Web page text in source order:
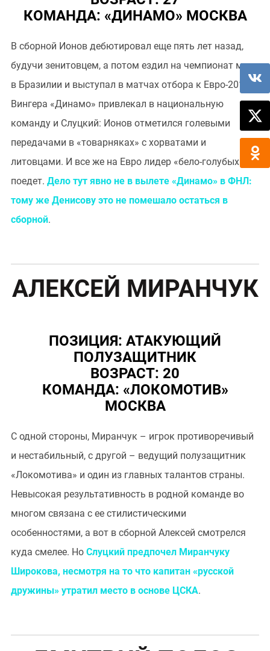
КОМАНДА: «ДИНАМО» МОСКВА
В сборной Ионов дебютировал еще пять лет назад,
будучи зенитовцем, а потом ездил на чемпионат мира
в Бразилии и выступал в матчах отбора к Евро-2016.
Вингера «Динамо» привлекал в национальную
команду и Слуцкий: Ионов отметился голевыми
передачами в «товарняках» с хорватами и
литовцами. И все же на Евро лидер «бело-голубых» не
поедет. Дело тут явно не в вылете «Динамо» в ФНЛ:
тому же Денисову это не помешало остаться в
сборной.
АЛЕКСЕЙ МИРАНЧУК
ПОЗИЦИЯ: АТАКУЮЩИЙ
ПОЛУЗАЩИТНИК
ВОЗРАСТ: 20
КОМАНДА: «ЛОКОМОТИВ»
МОСКВА
С одной стороны, Миранчук – игрок противоречивый
и нестабильный, с другой – ведущий полузащитник
«Локомотива» и один из главных талантов страны.
Невысокая результативность в родной команде во
многом связана с ее стилистическими
особенностями, а вот в сборной Алексей смотрелся
куда смелее. Но Слуцкий предпочел Миранчуку
Широкова, несмотря на то что капитан «русской
дружины» утратил место в основе ЦСКА.